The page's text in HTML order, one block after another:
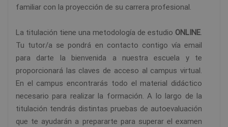
familiar con la proyección de su carrera profesional.
La titulación tiene una metodología de estudio ONLINE.
Tu tutor/a se pondrá en contacto contigo vía email
para darte la bienvenida a nuestra escuela y te
proporcionará las claves de acceso al campus virtual.
En el campus encontrarás todo el material didáctico
necesario para realizar la formación. A lo largo de la
titulación tendrás distintas pruebas de autoevaluación
que te ayudarán a prepararte para superar el examen